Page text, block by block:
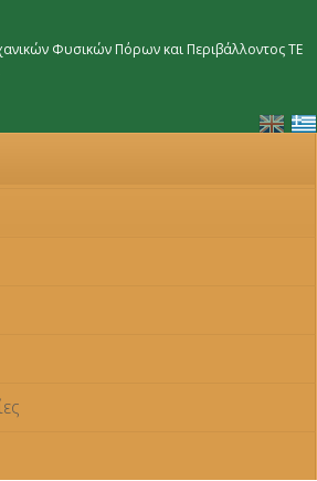
κυρίωςΦυσικών Πόρων και Περιβάλλοντος ΤΕ